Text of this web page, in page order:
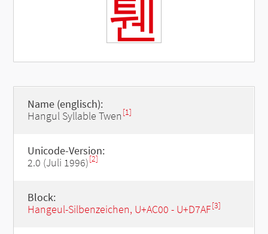
퉨
Name (englisch):
Hangul Syllable Twen [1]
Unicode-Version:
2.0 (Juli 1996)[2]
Block:
Hangeul-Silbenzeichen, U+AC00 - U+D7AF[3]